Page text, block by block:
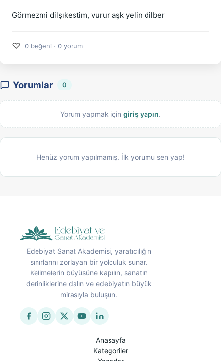
Görmezmi dilşıkestim, vurur aşk yelin dilber
♡ 0 beğeni · 0 yorum
Yorumlar 0
Yorum yapmak için giriş yapın.
Henüz yorum yapılmamış. İlk yorumu sen yap!
Edebiyat Sanat Akademisi, yaratıcılığın
sınırlarını zorlayan bir yolculuk sunar.
Kelimelerin büyüsüne kapılın, sanatın
derinliklerine dalın ve edebiyatın büyük
mirasıyla buluşun.
Anasayfa
Kategoriler